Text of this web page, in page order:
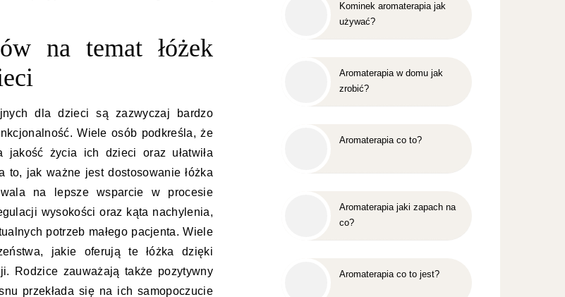
na temat łóżek
dla dzieci są zazwyczaj bardzo
Wiele osób podkreśla, że
jakość życia ich dzieci oraz ułatwiła
to, jak ważne jest dostosowanie łóżka
na lepsze wsparcie w procesie
wysokości oraz kąta nachylenia,
potrzeb małego pacjenta. Wiele
jakie oferują te łóżka dzięki
Rodzice zauważają także pozytywny
przekłada się na ich samopoczucie
Kominek aromaterapia jak
używać?
Aromaterapia w domu jak
zrobić?
Aromaterapia co to?
Aromaterapia jaki zapach na
co?
Aromaterapia co to jest?